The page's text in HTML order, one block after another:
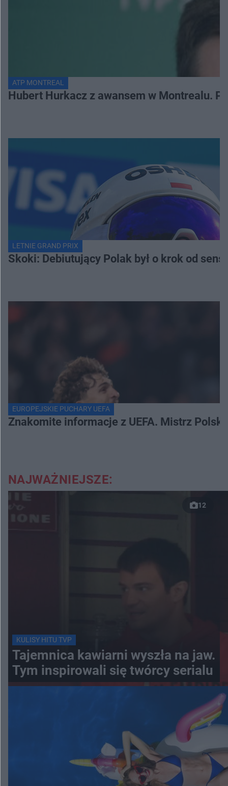
ATP MONTREAL
Hubert Hurkacz z awansem w Montrealu.
LETNIE GRAND PRIX
Skoki: Debiutujący Polak był o krok od
EUROPEJSKIE PUCHARY UEFA
Znakomite informacje z UEFA. Mistrz
NAJWAŻNIEJSZE:
12
KULISY HITU TVP
Tajemnica kawiarni wyszła na jaw.
Tym inspirowali się twórcy serialu